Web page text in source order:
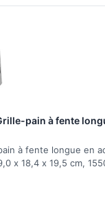
pain à fente
à fente longue en
x 18,4 x 19,5 cm,